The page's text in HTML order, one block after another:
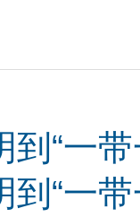
到“一
到“一